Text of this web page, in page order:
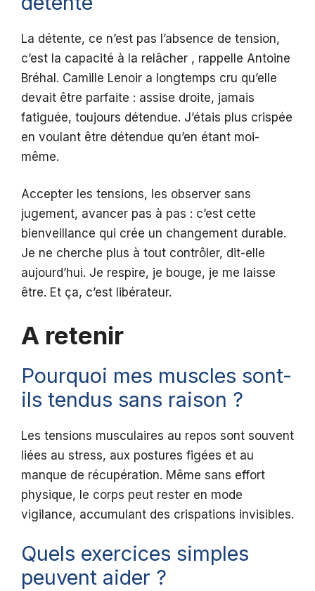
La détente, ce n’est pas l’absence de tension,
c’est la capacité à la relâcher , rappelle Antoine
Bréhal. Camille Lenoir a longtemps cru qu’elle
devait être parfaite : assise droite, jamais
fatiguée, toujours détendue. J’étais plus crispée
en voulant être détendue qu’en étant moi-
même.
Accepter les tensions, les observer sans
jugement, avancer pas à pas : c’est cette
bienveillance qui crée un changement durable.
Je ne cherche plus à tout contrôler, dit-elle
aujourd’hui. Je respire, je bouge, je me laisse
être. Et ça, c’est libérateur.
A retenir
Pourquoi mes muscles sont-
ils tendus sans raison ?
Les tensions musculaires au repos sont souvent
liées au stress, aux postures figées et au
manque de récupération. Même sans effort
physique, le corps peut rester en mode
vigilance, accumulant des crispations invisibles.
Quels exercices simples
peuvent aider ?